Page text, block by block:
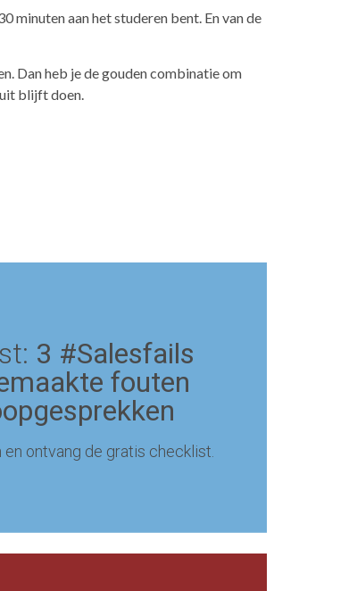
minuten aan het studeren bent. En van de
Dan heb je de gouden combinatie om
uit blijft doen.
3 #Salesfails
fouten
ontvang de gratis checklist.